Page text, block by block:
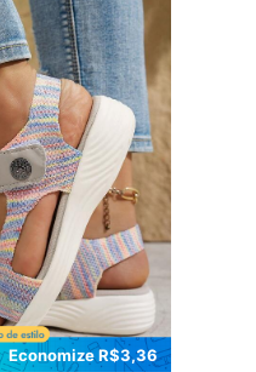
Economize R$3,36